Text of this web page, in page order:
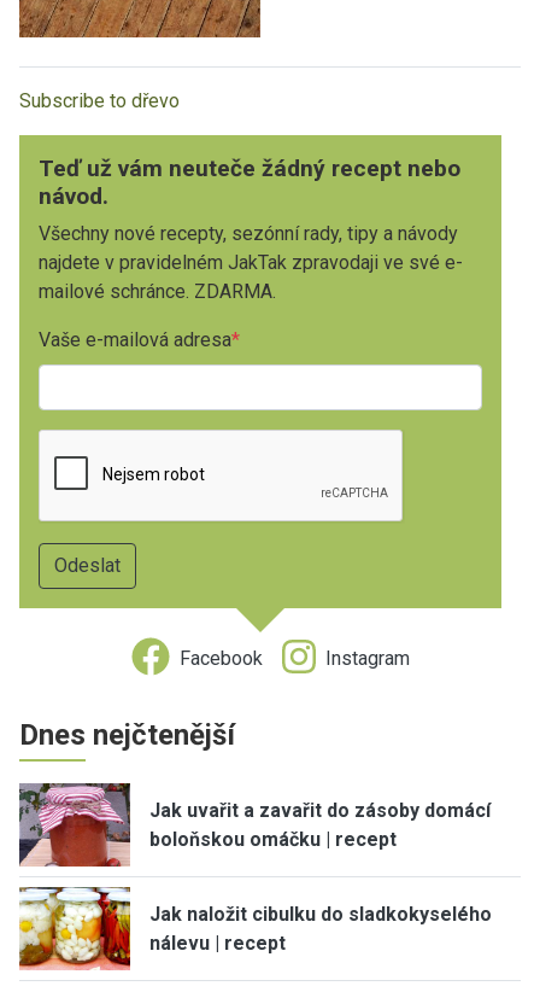
Subscribe to dřevo
Teď už vám neuteče žádný recept nebo
návod.
Všechny nové recepty, sezónní rady, tipy a návody
najdete v pravidelném JakTak zpravodaji ve své e-
mailové schránce. ZDARMA.
Vaše e-mailová adresa
Facebook Instagram
Dnes nejčtenější
Jak uvařit a zavařit do zásoby domácí
boloňskou omáčku | recept
Jak naložit cibulku do sladkokyselého
nálevu | recept